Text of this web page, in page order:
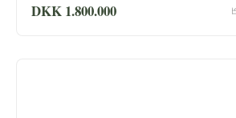
DKK 1.800.000